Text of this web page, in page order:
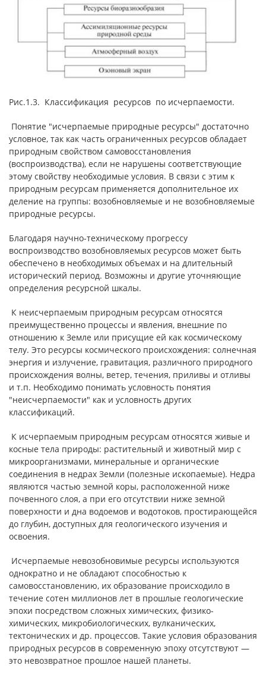
Рис.1.3. Классификация ресурсов по исчерпаемости.
Понятие "исчерпаемые природные ресурсы" достаточно
условное, так как часть ограниченных ресурсов обладает
природным свойством самовосстановления
(воспроизводства), если не нарушены соответствующие
этому свойству необходимые условия. В связи с этим к
природным ресурсам применяется дополнительное их
деление на группы: возобновляемые и не возобновляемые
природные ресурсы.
Благодаря научно-техническому прогрессу
воспроизводство возобновляемых ресурсов может быть
обеспечено в необходимых объемах и на длительный
исторический период. Возможны и другие уточняющие
определения ресурсной шкалы.
К неисчерпаемым природным ресурсам относятся
преимущественно процессы и явления, внешние по
отношению к Земле или присущие ей как космическому
телу. Это ресурсы космического происхождения: солнечная
энергия и излучение, гравитация, различного природного
происхождения волны, ветер, течения, приливы и отливы
и т.п. Необходимо понимать условность понятия
"неисчерпаемости" как и условность других
классификаций.
К исчерпаемым природным ресурсам относятся живые и
косные тела природы: растительный и животный мир с
микроорганизмами, минеральные и органические
соединения в недрах Земли (полезные ископаемые). Недра
являются частью земной коры, расположенной ниже
почвенного слоя, а при его отсутствии ниже земной
поверхности и дна водоемов и водотоков, простирающейся
до глубин, доступных для геологического изучения и
освоения.
Исчерпаемые невозобновимые ресурсы используются
однократно и не обладают способностью к
самовосстановлению, их образование происходило в
течение сотен миллионов лет в прошлые геологические
эпохи посредством сложных химических, физико-
химических, микробиологических, вулканических,
тектонических и др. процессов. Такие условия образования
природных ресурсов в современную эпоху отсутствуют —
это невозвратное прошлое нашей планеты.